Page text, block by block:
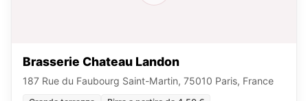
Brasserie Chateau Landon
187 Rue du Faubourg Saint-Martin, 75010 Paris, France